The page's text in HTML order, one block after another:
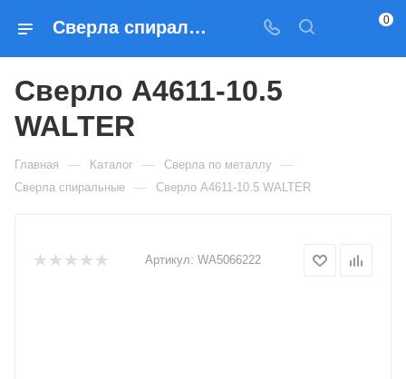
Сверла спиральные Сверло A4611-10.5 WALTER — купить по выгодным ценам в Москве 0
Сверло A4611-10.5
WALTER
Главная — Каталог — Сверла по металлу —
Сверла спиральные — Сверло A4611-10.5 WALTER
Артикул: WA5066222